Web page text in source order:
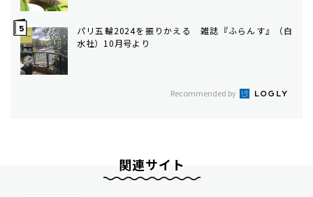
パリ五輪2024を振りかえる 雑誌『ふらんす』（白
水社）10月号より
Recommended by
関連サイト